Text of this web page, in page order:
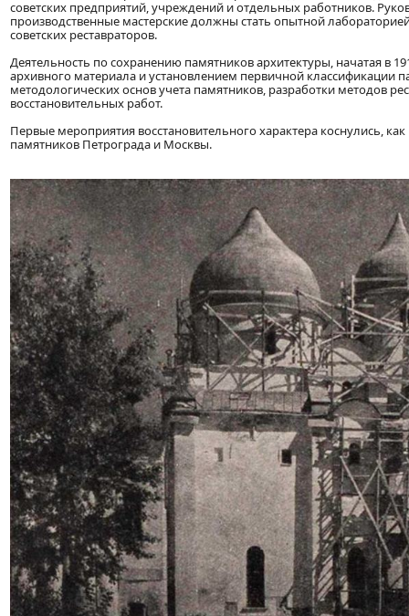
советских предприятий, учреждений и отдельных работников.
производственные мастерские должны стать опытной
советских реставраторов.
Деятельность по сохранению памятников архитектуры, начатая в
архивного материала и установлением первичной классификации
методологических основ учета памятников, разработки методов
восстановительных работ.
Первые мероприятия восстановительного характера коснулись,
памятников Петрограда и Москвы.